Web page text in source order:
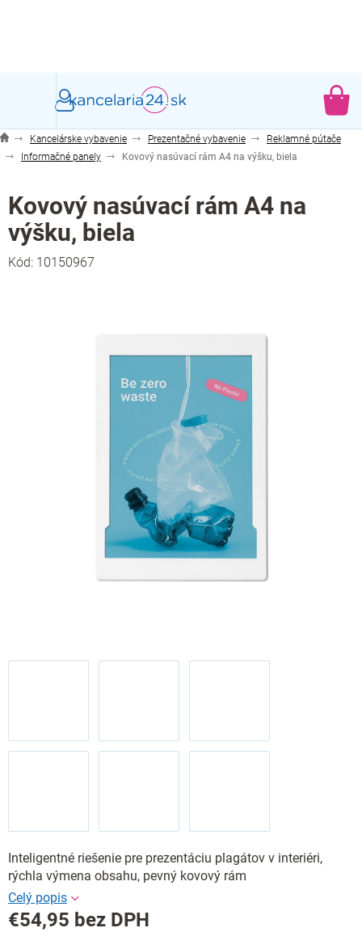
Kancelárske vybavenie Prezentačné vybavenie
Reklamné pútače
Informačné panely
Kovový nasúvací rám A4 na výšku, biela
Kovový nasúvací rám A4 na
výšku, biela
Kód: 10150967
Inteligentné riešenie pre prezentáciu plagátov v interiéri,
rýchla výmena obsahu, pevný kovový rám
€54,95 bez DPH